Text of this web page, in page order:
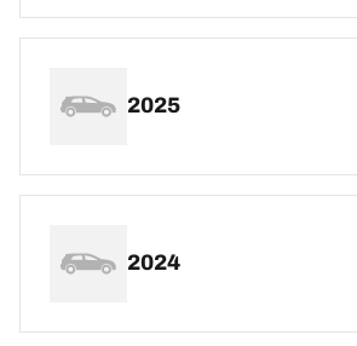
2025
2024